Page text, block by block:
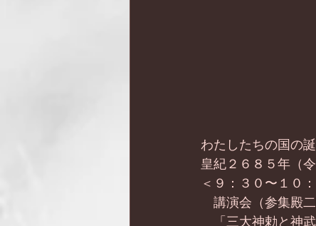
わたしたちの国の
皇紀２６８５年（
＜９：３０〜１０
講演会（参集殿二
「三大神勅と神武